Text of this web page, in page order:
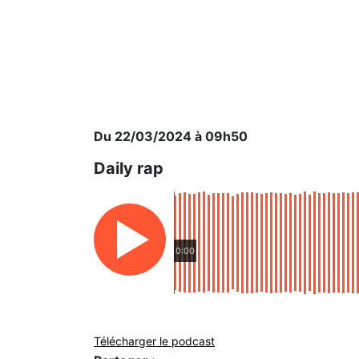
Du 22/03/2024 à 09h50
Daily rap
0:00
Télécharger le podcast